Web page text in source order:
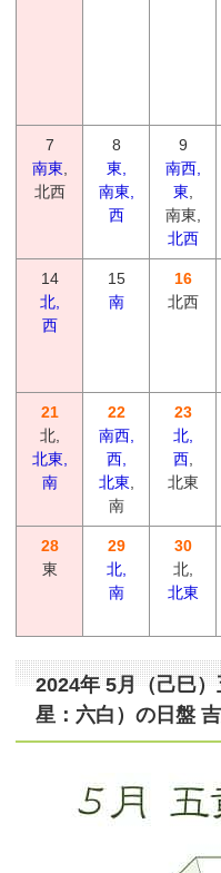
7
南東
北西
8
東,
南東,
西
9
南西,
東
南東,
北西
14
北,
西
15
南
16
北西
21
北,
北東,
南
22
南西,
西,
北東
南
23
北,
西,
北東
28
東
29
北,
南
30
北,
北東
2024年 5月（己巳
星：六白）の日盤